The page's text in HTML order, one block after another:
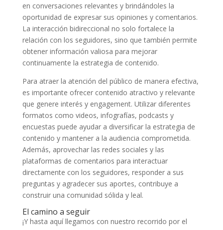
en conversaciones relevantes y‍ brindándoles la
oportunidad de expresar sus ⁣opiniones y comentarios.
La interacción bidireccional no solo fortalece la
⁢relación con los seguidores, sino que también permite
‌obtener información valiosa para mejorar⁣
continuamente la estrategia de contenido.
Para atraer la atención del público de manera efectiva,
es importante‌ ofrecer contenido ‍atractivo ⁣y relevante
que genere interés y engagement. Utilizar ⁤diferentes
formatos como⁤ videos, infografías, podcasts y
encuestas ⁤puede ayudar a diversificar la estrategia de
‍contenido y mantener a la audiencia ‍comprometida.
Además,⁣ aprovechar ⁤las redes ​sociales y las
plataformas ⁣de comentarios⁤ para ⁣interactuar
directamente con los‍ seguidores, responder ​a ⁤sus
⁢preguntas y agradecer sus‌ aportes, contribuye a
construir una ‌comunidad sólida y‍ leal.
El camino a seguir
¡Y hasta aquí llegamos ​con nuestro​ recorrido por el